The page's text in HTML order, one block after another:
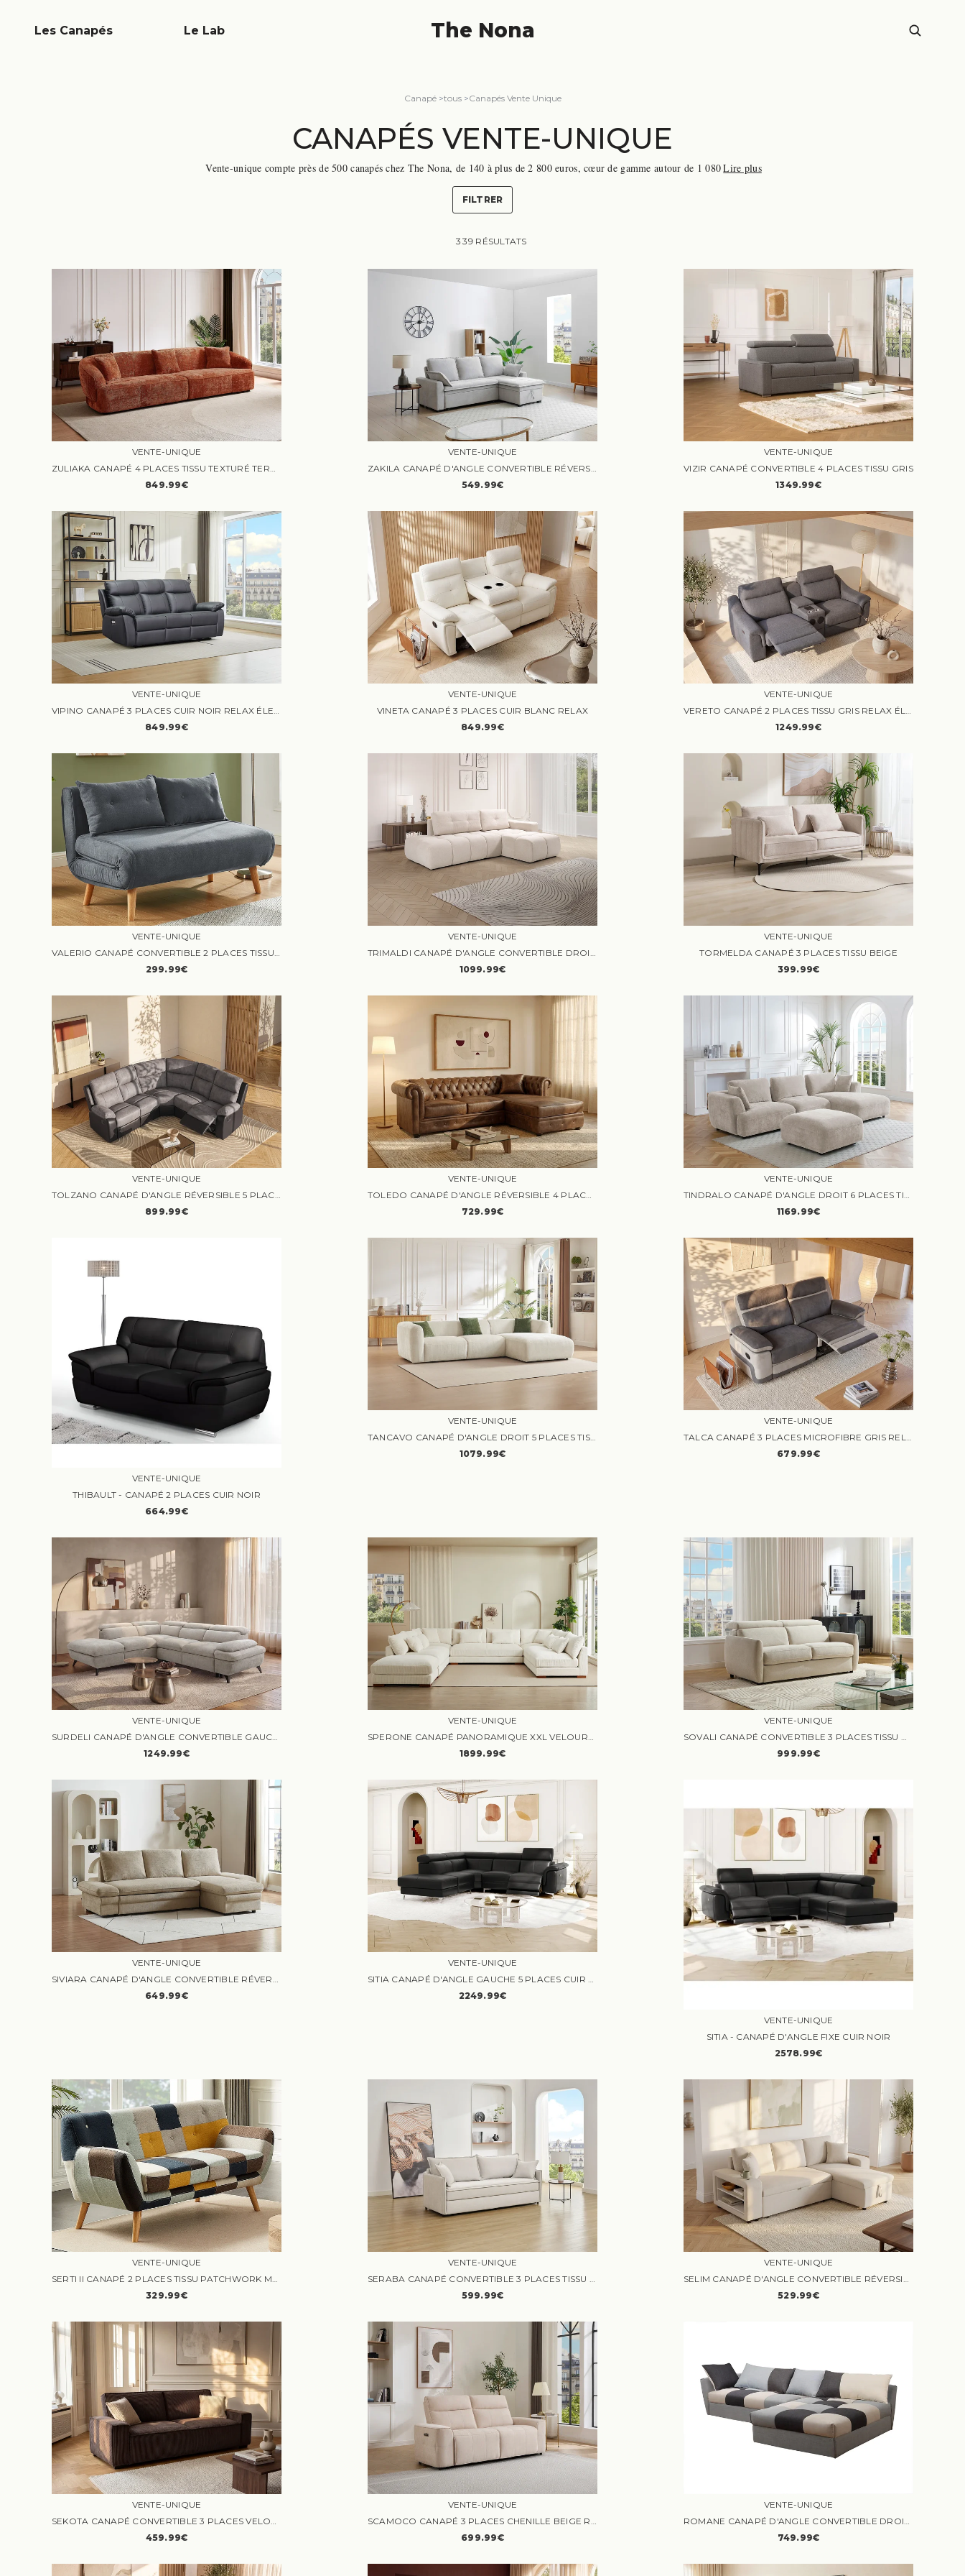
The Nona
Les Canapés Le Lab
Canapé>tous>Canapés Vente Unique
CANAPÉS VENTE-UNIQUE
Vente-unique compte près de 500 canapés chez The Nona, de 140 à plus de 2 800 euros, cœur de gamme autour de 1 080
unt. Voici comment choisir, parmi tous nos canapés Vente-unique.
Lire plus
FILTRER
339 RÉSULTATS
VENTE-UNIQUE
ZULIAKA CANAPÉ 4 PLACES TISSU TEXTURÉ TERRACOTTA
849.99€
VENTE-UNIQUE
ZAKILA CANAPÉ D'ANGLE CONVERTIBLE RÉVERSIBLE 4 PLACES TISSU GRIS CLAIR
549.99€
VENTE-UNIQUE
VIZIR CANAPÉ CONVERTIBLE 4 PLACES TISSU GRIS
1349.99€
VENTE-UNIQUE
VIPINO CANAPÉ 3 PLACES CUIR NOIR RELAX ÉLECTRIQUE
849.99€
VENTE-UNIQUE
VINETA CANAPÉ 3 PLACES CUIR BLANC RELAX
849.99€
VENTE-UNIQUE
VERETO CANAPÉ 2 PLACES TISSU GRIS RELAX ÉLECTRIQUE
1249.99€
VENTE-UNIQUE
VALERIO CANAPÉ CONVERTIBLE 2 PLACES TISSU GRIS
299.99€
VENTE-UNIQUE
TRIMALDI CANAPÉ D'ANGLE CONVERTIBLE DROIT 5 PLACES TISSU TEXTURÉ BEIGE
1099.99€
VENTE-UNIQUE
TORMELDA CANAPÉ 3 PLACES TISSU BEIGE
399.99€
VENTE-UNIQUE
TOLZANO CANAPÉ D'ANGLE RÉVERSIBLE 5 PLACES MICROFIBRE GRIS ET NOIR RELAX
899.99€
VENTE-UNIQUE
TOLEDO CANAPÉ D'ANGLE RÉVERSIBLE 4 PLACES CHESTERFIELD MICROFIBRE VIEILLIE MARRON
729.99€
VENTE-UNIQUE
TINDRALO CANAPÉ D'ANGLE DROIT 6 PLACES TISSU BEIGE
1169.99€
VENTE-UNIQUE
THIBAULT - CANAPÉ 2 PLACES CUIR NOIR
664.99€
VENTE-UNIQUE
TANCAVO CANAPÉ D'ANGLE DROIT 5 PLACES TISSU BEIGE
1079.99€
VENTE-UNIQUE
TALCA CANAPÉ 3 PLACES MICROFIBRE GRIS RELAX
679.99€
VENTE-UNIQUE
SURDELI CANAPÉ D'ANGLE CONVERTIBLE GAUCHE 5 PLACES TISSU TEXTURÉ BEIGE
1249.99€
VENTE-UNIQUE
SPERONE CANAPÉ PANORAMIQUE XXL VELOURS CÔTELÉ BEIGE
1899.99€
VENTE-UNIQUE
SOVALI CANAPÉ CONVERTIBLE 3 PLACES TISSU BEIGE
999.99€
VENTE-UNIQUE
SIVIARA CANAPÉ D'ANGLE CONVERTIBLE RÉVERSIBLE 4 PLACES TISSU CHENILLE BEIGE
649.99€
VENTE-UNIQUE
SITIA CANAPÉ D'ANGLE GAUCHE 5 PLACES CUIR NOIR RELAX ÉLECTRIQUE
2249.99€
VENTE-UNIQUE
SITIA - CANAPÉ D'ANGLE FIXE CUIR NOIR
2578.99€
VENTE-UNIQUE
SERTI II CANAPÉ 2 PLACES TISSU PATCHWORK MULTICOLORE
329.99€
VENTE-UNIQUE
SERABA CANAPÉ CONVERTIBLE 3 PLACES TISSU BEIGE
599.99€
VENTE-UNIQUE
SELIM CANAPÉ D'ANGLE CONVERTIBLE RÉVERSIBLE 4 PLACES TISSU BEIGE
529.99€
VENTE-UNIQUE
SEKOTA CANAPÉ CONVERTIBLE 3 PLACES VELOURS CÔTELÉ MARRON
459.99€
VENTE-UNIQUE
SCAMOCO CANAPÉ 3 PLACES CHENILLE BEIGE RELAX ÉLECTRIQUE
699.99€
VENTE-UNIQUE
ROMANE CANAPÉ D'ANGLE CONVERTIBLE DROIT 5 PLACES TISSU GRIS
749.99€